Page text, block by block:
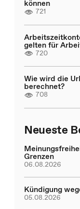
können
721
gelten für
720
Wie wird die
berechnet?
708
Neueste
Grenzen
06.08.2026
Kündigung
05.08.2026